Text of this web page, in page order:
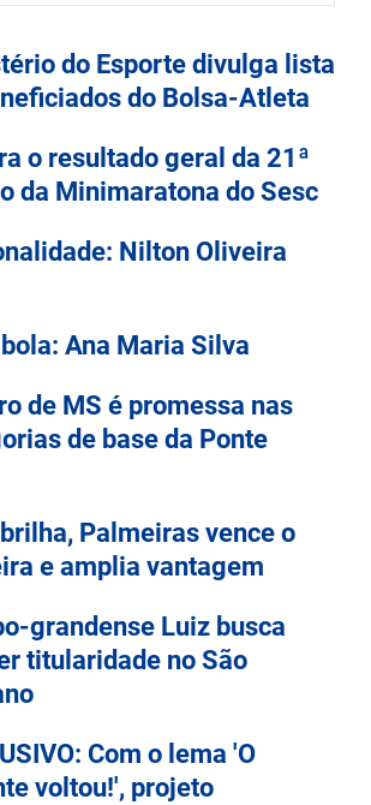
do Esporte divulga lista
do Bolsa-Atleta
o resultado geral da 21ª
da Minimaratona do Sesc
Nilton Oliveira
Ana Maria Silva
de MS é promessa nas
de base da Ponte
Palmeiras vence o
e amplia vantagem
grandense Luiz busca
titularidade no São
Com o lema 'O
voltou!', projeto